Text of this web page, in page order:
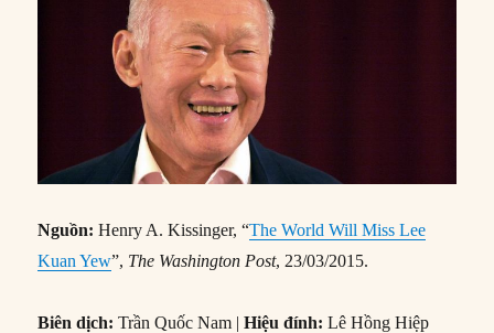
Nguồn: Henry A. Kissinger, “The World Will Miss Lee
Kuan Yew”, The Washington Post, 23/03/2015.
Biên dịch: Trần Quốc Nam |Hiệu đính: Lê Hồng Hiệp